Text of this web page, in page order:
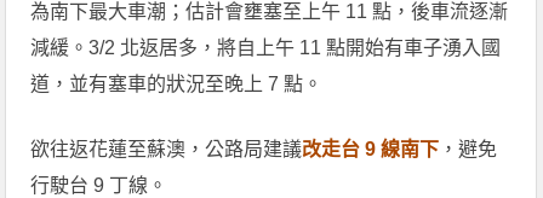
為南下最大車潮；估計會壅塞至上午 11 點，後車流逐漸
減緩。3/2 北返居多，將自上午 11 點開始有車子湧入國
道，並有塞車的狀況至晚上 7 點。
欲往返花蓮至蘇澳，公路局建議改走台 9 線南下 ，避免
行駛台 9 丁線。